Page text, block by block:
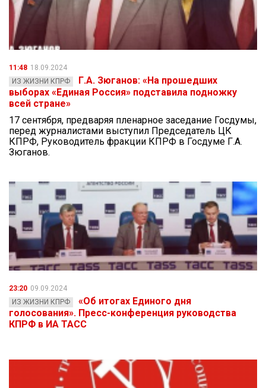
11:48 18.09.2024
ИЗ ЖИЗНИ КПРФ
Г.А. Зюганов: «На прошедших
выборах «Единая Россия» подставила подножку
всей стране»
17 сентября, предваряя пленарное заседание Госдумы,
перед журналистами выступил Председатель ЦК
КПРФ, Руководитель фракции КПРФ в Госдуме Г.А.
Зюганов.
23:20 09.09.2024
ИЗ ЖИЗНИ КПРФ
«Об итогах Единого дня
голосования». Пресс-конференция руководства
КПРФ в ИА ТАСС